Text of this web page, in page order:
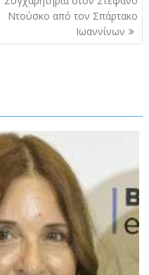
Ντούσκο από τον Σπάρτακο
Ιωαννίνων